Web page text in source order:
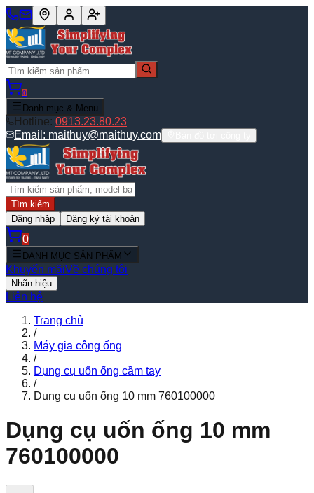
0
Danh mục & Menu
Hotline: 0913.23.80.23
Email: maithuy@maithuy.com
Tìm kiếm
Đăng nhập
Đăng ký tài khoản
0
DANH MỤC SẢN PHẨM
Khuyến mãiVề chúng tôi
Nhãn hiệu
Liên hệ
Trang chủ
/
Máy gia công ống
/
Dụng cụ uốn ống cầm tay
/
Dụng cụ uốn ống 10 mm 760100000
Dụng cụ uốn ống 10 mm
760100000